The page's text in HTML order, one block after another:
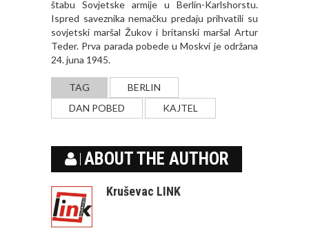
štabu Sovjetske armije u Berlin-Karlshorstu.
Ispred saveznika nemačku predaju prihvatili su
sovjetski maršal Žukov i britanski maršal Artur
Teder. Prva parada pobede u Moskvi je održana
24. juna 1945.
TAG
BERLIN
DAN POBED
KAJTEL
ABOUT THE AUTHOR
Kruševac LINK